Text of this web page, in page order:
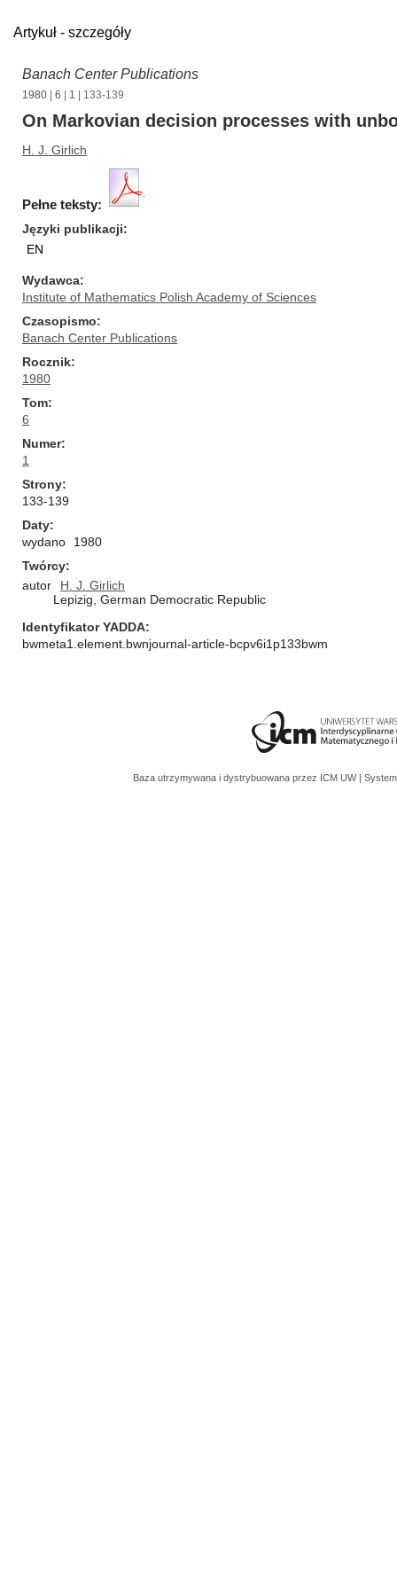
Artykuł - szczegóły
Banach Center Publications
1980 6 1 | 133-139
On Markovian decision processes with
H. J. Girlich
Pełne teksty:
Języki publikacji
EN
Wydawca
Institute of Mathematics Polish Academy of Sciences
Czasopismo
Banach Center Publications
Rocznik
1980
Tom
6
Numer
1
Strony
133-139
Daty
wydano
1980
Twórcy
autor
H. J. Girlich
Lepizig, German Democratic Republic
Identyfikator YADDA
bwmeta1.element.bwnjournal-article-bcpv6i1p133bwm
Baza utrzymywana i dystrybuowana przez ICM UW |